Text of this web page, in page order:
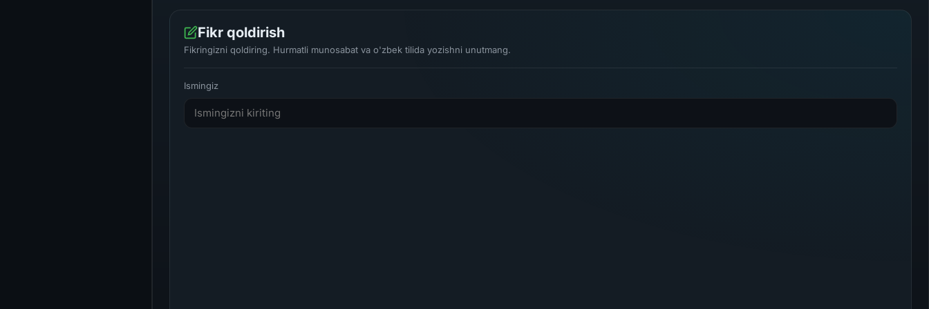
Fikr qoldirish
Fikringizni qoldiring. Hurmatli munosabat va o'zbek tilida yozishni unutmang.
Ismingiz